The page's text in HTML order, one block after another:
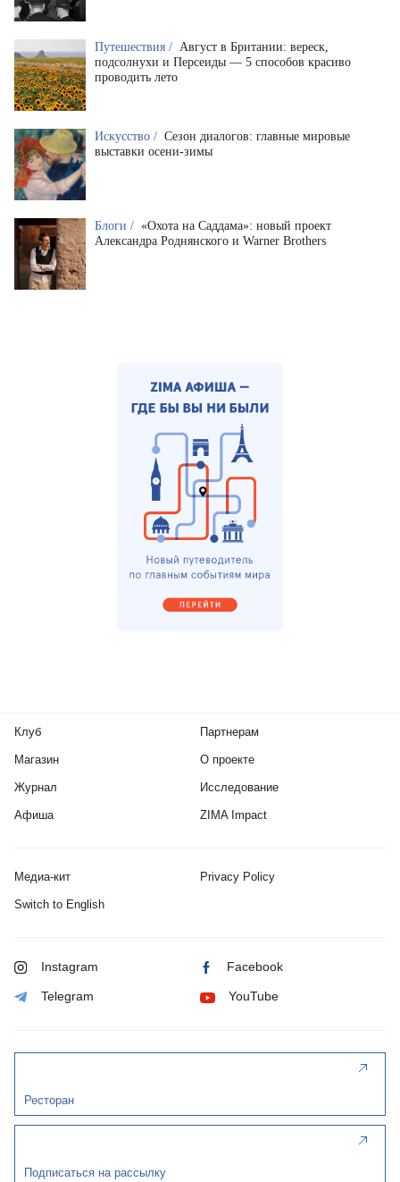
Путешествия / Август в Британии: вереск,
подсолнухи и Персеиды — 5 способов красиво
проводить лето
Искусство / Сезон диалогов: главные мировые
выставки осени-зимы
Блоги / «Охота на Саддама»: новый проект
Александра Роднянского и Warner Brothers
Клуб
Магазин
Журнал
Афиша
Партнерам
О проекте
Исследование
ZIMA Impact
Медиа-кит Privacy Policy
Switch to English
Instagram Facebook
Telegram YouTube
Ресторан
Подписаться на рассылку